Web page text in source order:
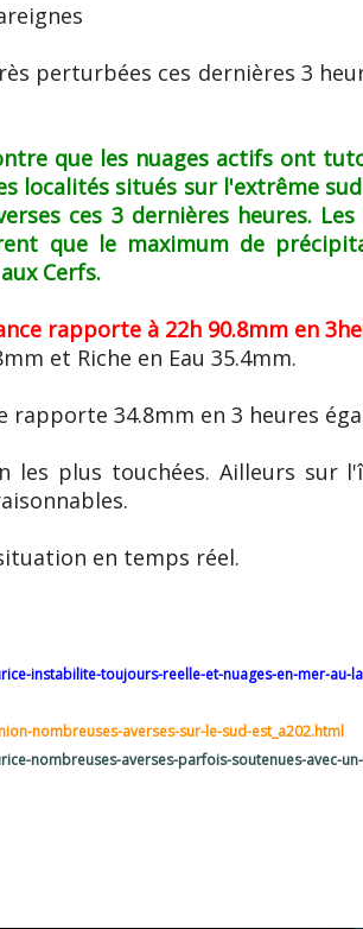
perturbées ces dernières 3
que les nuages actifs ont
localités situés sur l'extrême
ces 3 dernières heures.
que le maximum de
Cerfs.
rapporte à 22h 90.8mm en
et Riche en Eau 35.4mm.
rapporte 34.8mm en 3 heures
les plus touchées. Ailleurs sur
en temps réel.
instabilite-toujours-reelle-et-nuages-en-mer-au-
nombreuses-averses-sur-le-sud-est_a202.html
nombreuses-averses-parfois-soutenues-avec-